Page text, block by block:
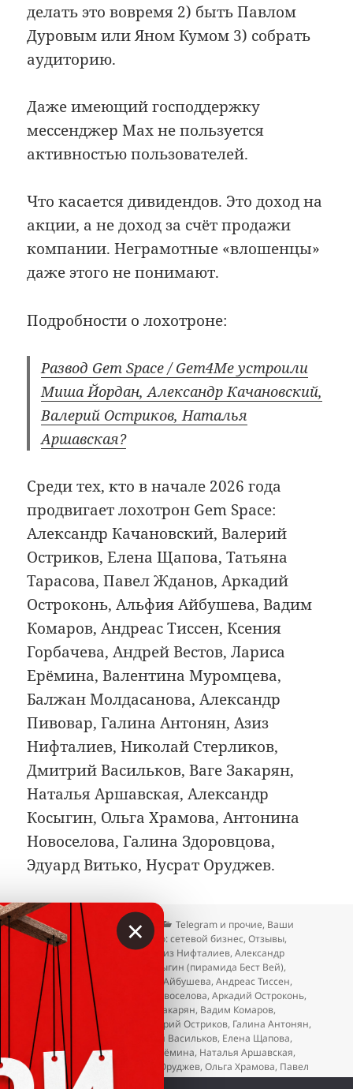
делать это вовремя 2) быть Павлом
Дуровым или Яном Кумом 3) собрать
аудиторию.
Даже имеющий господдержку
мессенджер Max не пользуется
активностью пользователей.
Что касается дивидендов. Это доход на
акции, а не доход за счёт продажи
компании. Неграмотные «влошенцы»
даже этого не понимают.
Подробности о лохотроне:
Развод Gem Space / Gem4Me устроили
Миша Йордан, Александр Качановский,
Валерий Остриков, Наталья
Аршавская?
Среди тех, кто в начале 2026 года
продвигает лохотрон Gem Space:
Александр Качановский, Валерий
Остриков, Елена Щапова, Татьяна
Тарасова, Павел Жданов, Аркадий
Остроконь, Альфия Айбушева, Вадим
Комаров, Андреас Тиссен, Ксения
Горбачева, Андрей Вестов, Лариса
Ерёмина, Валентина Муромцева,
Балжан Молдасанова, Александр
Пивовар, Галина Антонян, Азиз
Нифталиев, Николай Стерликов,
Дмитрий Васильков, Ваге Закарян,
Наталья Аршавская, Александр
Косыгин, Ольга Храмова, Антонина
Новоселова, Галина Здоровцова,
Эдуард Витько, Нусрат Оруджев.
Опубликовано
13.02.2026 Автор
Вкладер Рубрики
Telegram и прочие, Ваши
отзывы и жалобы
Осторожно: сетевой бизнес,Отзывы,
Пирамида Василенко
Метки
Азиз Нифталиев,Александр
Качановский, Александр Косыгин (пирамида Бест Вей),
Александр Пивовар
Альфия Айбушева,Андреас Тиссен,
Андрей Вестов
Антонина Новоселова,Аркадий Остроконь,
Балжан Молдасанова
Ваге Закарян, Вадим Комаров,
Валентина Муромцева
Валерий Остриков, Галина Антонян,
Галина Здоровцова
Дмитрий Васильков, Елена Щапова,
Ксения Горбачева, Лариса Ерёмина, Наталья Аршавская,
Николай Стерликов
Нусрат Оруджев,Ольга Храмова, Павел
Жданов
,Татьяна Тарасова
Эдуард Витько
×